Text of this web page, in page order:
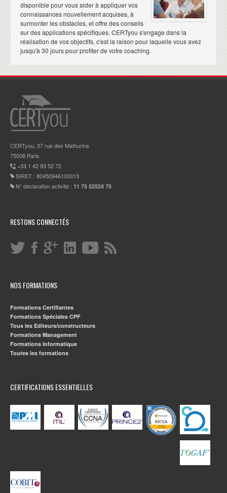
disponible pour vous aider à appliquer vos
connaissances nouvellement acquises, à
surmonter les obstacles, et offre des conseils
sur des applications spécifiques. CERTyou s'engage dans la
réalisation de vos objectifs, c'est la raison pour laquelle vous avez
jusqu'à 30 jours pour profiter de votre coaching.
CERTyou, 37 rue des Mathurins
75008 Paris
+33 1 42 93 52 72
SIRET : 80450946100013
N° déclaration activité : 11 75 52524 75
RESTONS CONNECTÉS
NOS FORMATIONS
Formations Certifiantes
Formations Spéciales CPF
Tous les Editeurs/constructeurs
Formations Management
Formations Informatique
Toutes les formations
CERTIFICATIONS ESSENTIELLES